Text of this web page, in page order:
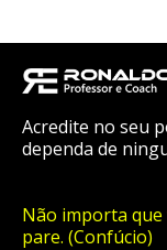
Acredite no seu
dependa de
Não importa que
pare. (Confúcio)